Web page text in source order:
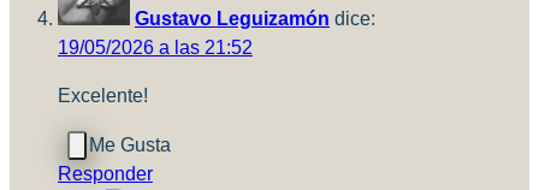
Gustavo Leguizamón dice:
19/05/2026 a las 21:52
Excelente!
Responder